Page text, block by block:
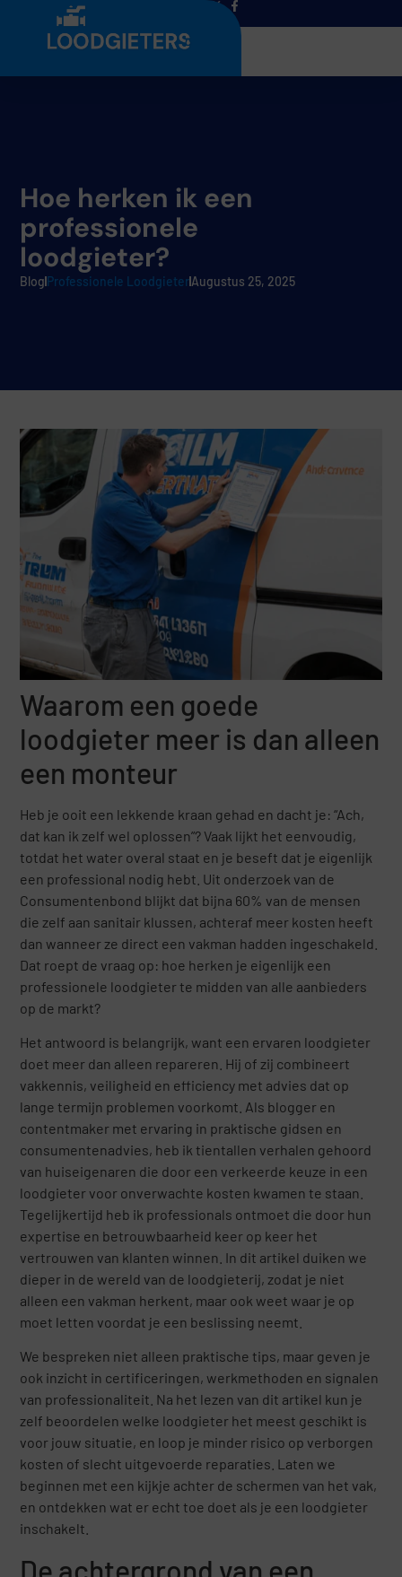
Menu
Hoe herken ik een
professionele
loodgieter?
BlogProfessionele LoodgieterAugustus 25, 2025
Waarom een goede
loodgieter meer is dan alleen
een monteur
Heb je ooit een lekkende kraan gehad en dacht je: “Ach,
dat kan ik zelf wel oplossen”? Vaak lijkt het eenvoudig,
totdat het water overal staat en je beseft dat je eigenlijk
een professional nodig hebt. Uit onderzoek van de
Consumentenbond blijkt dat bijna 60% van de mensen
die zelf aan sanitair klussen, achteraf meer kosten heeft
dan wanneer ze direct een vakman hadden ingeschakeld.
Dat roept de vraag op: hoe herken je eigenlijk een
professionele loodgieter te midden van alle aanbieders
op de markt?
Het antwoord is belangrijk, want een ervaren loodgieter
doet meer dan alleen repareren. Hij of zij combineert
vakkennis, veiligheid en efficiency met advies dat op
lange termijn problemen voorkomt. Als blogger en
contentmaker met ervaring in praktische gidsen en
consumentenadvies, heb ik tientallen verhalen gehoord
van huiseigenaren die door een verkeerde keuze in een
loodgieter voor onverwachte kosten kwamen te staan.
Tegelijkertijd heb ik professionals ontmoet die door hun
expertise en betrouwbaarheid keer op keer het
vertrouwen van klanten winnen. In dit artikel duiken we
dieper in de wereld van de loodgieterij, zodat je niet
alleen een vakman herkent, maar ook weet waar je op
moet letten voordat je een beslissing neemt.
We bespreken niet alleen praktische tips, maar geven je
ook inzicht in certificeringen, werkmethoden en signalen
van professionaliteit. Na het lezen van dit artikel kun je
zelf beoordelen welke loodgieter het meest geschikt is
voor jouw situatie, en loop je minder risico op verborgen
kosten of slecht uitgevoerde reparaties. Laten we
beginnen met een kijkje achter de schermen van het vak,
en ontdekken wat er echt toe doet als je een loodgieter
inschakelt.
De achtergrond van een